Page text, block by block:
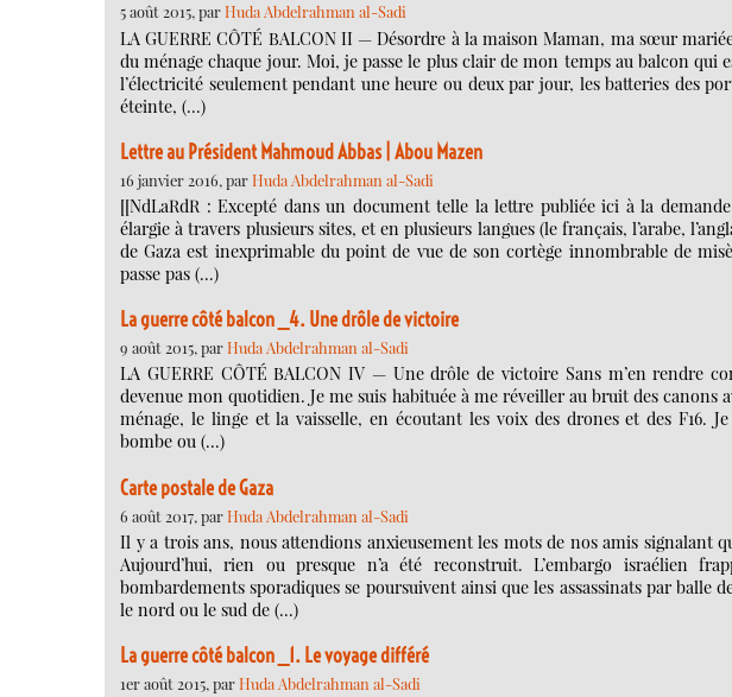
5 août 2015, parHuda Abdelrahman al-Sadi
LA GUERRE CÔTÉ BALCON II — Désordre à la maison Maman, ma sœur
du ménage chaque jour. Moi, je passe le plus clair de mon temps au balcon qui
l’électricité seulement pendant une heure ou deux par jour, les batteries des
éteinte, (…)
Lettre au Président Mahmoud Abbas | Abou Mazen
16 janvier 2016, parHuda Abdelrahman al-Sadi
[[NdLaRdR : Excepté dans un document telle la lettre publiée ici à la
élargie à travers plusieurs sites, et en plusieurs langues (le français, l’arabe,
de Gaza est inexprimable du point de vue de son cortège innombrable de
passe pas (…)
La guerre côté balcon _4. Une drôle de victoire
9 août 2015, parHuda Abdelrahman al-Sadi
LA GUERRE CÔTÉ BALCON IV — Une drôle de victoire Sans m’en rendre
devenue mon quotidien. Je me suis habituée à me réveiller au bruit des canons
ménage, le linge et la vaisselle, en écoutant les voix des drones et des F16.
bombe ou (…)
Carte postale de Gaza
6 août 2017, parHuda Abdelrahman al-Sadi
Il y a trois ans, nous attendions anxieusement les mots de nos amis signalant
Aujourd’hui, rien ou presque n’a été reconstruit. L’embargo israélien
bombardements sporadiques se poursuivent ainsi que les assassinats par balle
le nord ou le sud de (…)
La guerre côté balcon _1. Le voyage différé
1er août 2015, parHuda Abdelrahman al-Sadi